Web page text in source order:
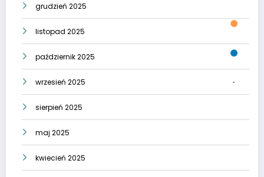
grudzień 2025
listopad 2025
październik 2025
wrzesień 2025
sierpień 2025
maj 2025
kwiecień 2025